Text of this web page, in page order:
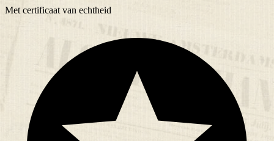
Met certificaat van echtheid